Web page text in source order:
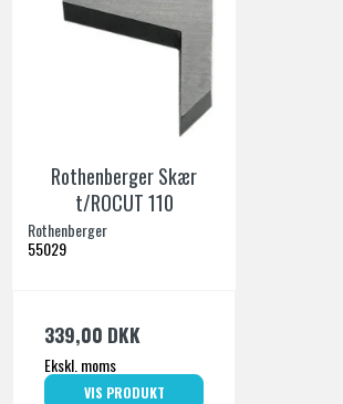
Rothenberger Skær
t/ROCUT 110
Rothenberger
55029
339,00 DKK
Ekskl. moms
VIS PRODUKT